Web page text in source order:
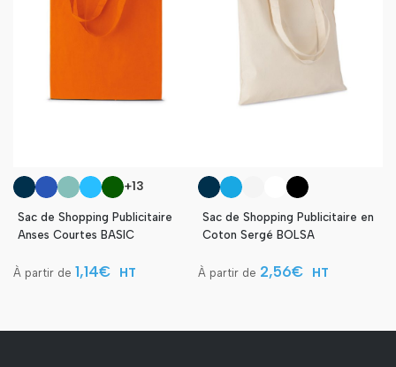
+13
Sac de Shopping Publicitaire
Anses Courtes BASIC
1,14€ HT
Sac de Shopping Publicitaire en
Coton Sergé BOLSA
2,56€ HT